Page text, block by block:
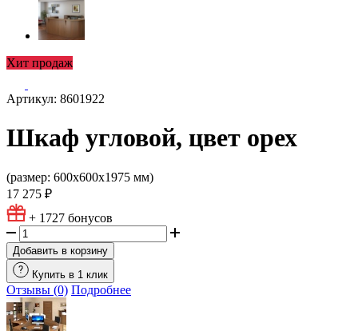
Хит продаж
Артикул: 8601922
Шкаф угловой, цвет орех
(размер: 600х600х1975 мм)
17 275 ₽
+ 1727 бонусов
Добавить в корзину
Купить в 1 клик
Отзывы (0) Подробнее